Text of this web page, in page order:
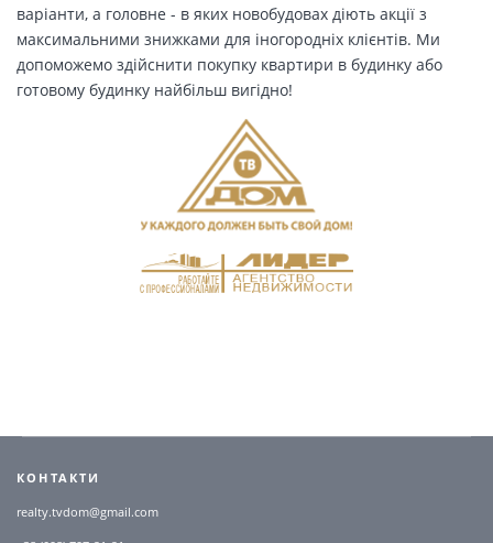
варіанти, а головне - в яких новобудовах діють акції з
максимальними знижками для іногородніх клієнтів. Ми
допоможемо здійснити покупку квартири в будинку або
готовому будинку найбільш вигідно!
КОНТАКТИ
realty.tvdom@gmail.com